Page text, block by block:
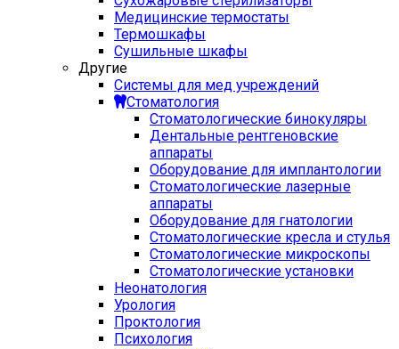
Медицинские термостаты
Термошкафы
Сушильные шкафы
Другие
Системы для мед учреждений
Стоматология
Стоматологические бинокуляры
Дентальные рентгеновские
аппараты
Оборудование для имплантологии
Стоматологические лазерные
аппараты
Оборудование для гнатологии
Стоматологические кресла и стулья
Стоматологические микроскопы
Стоматологические установки
Неонатология
Урология
Проктология
Психология